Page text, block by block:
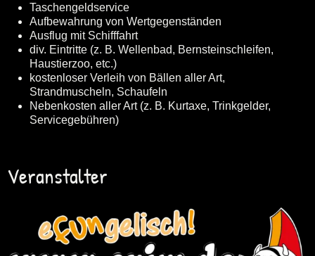
Taschengeldservice
Aufbewahrung von Wertgegenständen
Ausflug mit Schifffahrt
div. Eintritte (z. B. Wellenbad, Bernsteinschleifen,
Haustierzoo, etc.)
kostenloser Verleih von Bällen aller Art,
Strandmuscheln, Schaufeln
Nebenkosten aller Art (z. B. Kurtaxe, Trinkgelder,
Servicegebühren)
Veranstalter